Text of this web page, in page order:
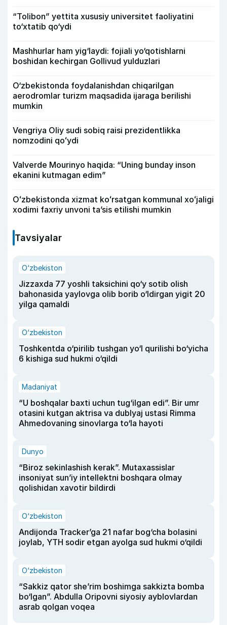
“Tolibon” yettita xususiy universitet faoliyatini
to‘xtatib qo‘ydi
Mashhurlar ham yig‘laydi: fojiali yo‘qotishlarni
boshidan kechirgan Gollivud yulduzlari
O‘zbekistonda foydalanishdan chiqarilgan
aerodromlar turizm maqsadida ijaraga berilishi
mumkin
Vengriya Oliy sudi sobiq raisi prezidentlikka
nomzodini qoʻydi
Valverde Mourinyo haqida: “Uning bunday inson
ekanini kutmagan edim”
Oʻzbekistonda xizmat koʻrsatgan kommunal xoʻjaligi
xodimi faxriy unvoni taʼsis etilishi mumkin
Tavsiyalar
O‘zbekiston
Jizzaxda 77 yoshli taksichini qo‘y sotib olish
bahonasida yaylovga olib borib o‘ldirgan yigit 20
yilga qamaldi
O‘zbekiston
Toshkentda o‘pirilib tushgan yo‘l qurilishi bo‘yicha
6 kishiga sud hukmi o‘qildi
Madaniyat
“U boshqalar baxti uchun tug‘ilgan edi”. Bir umr
otasini kutgan aktrisa va dublyaj ustasi Rimma
Ahmedovaning sinovlarga to‘la hayoti
Dunyo
“Biroz sekinlashish kerak”. Mutaxassislar
insoniyat sun’iy intellektni boshqara olmay
qolishidan xavotir bildirdi
O‘zbekiston
Andijonda Tracker’ga 21 nafar bog‘cha bolasini
joylab, YTH sodir etgan ayolga sud hukmi o‘qildi
O‘zbekiston
“Sakkiz qator she’rim boshimga sakkizta bomba
bo‘lgan”. Abdulla Oripovni siyosiy ayblovlardan
asrab qolgan voqea